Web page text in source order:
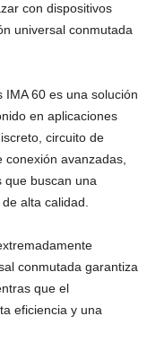
con dispositivos
universal conmutada
IMA 60 es una solución
en aplicaciones
circuito de
conexión avanzadas,
que buscan una
alta calidad.
conmutada garantiza
que el
eficiencia y una